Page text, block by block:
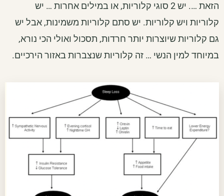
הזאת …. יש 2 סוגי קלוריות, או במילים אחרות … יש
קלוריות ויש קלוריות. יש סתם קלוריות משמינות, אבל יש
גם קלוריות שיוצרות יותר חרדות, תסכול ואולי הכי נורא,
במיוחד למין הנשי … זה קלוריות שנצברות באזור הירכיים.